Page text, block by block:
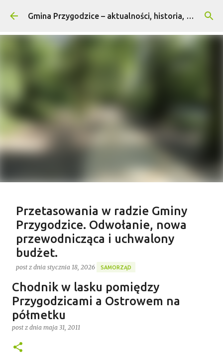
Przejdź do głównej zawartości Gmina Przygodzice – aktualności, historia, turystyka
Gospodarstwo Rybackie Przygodzice
Najnowszy post
Przetasowania w radzie Gminy
Przygodzice. Odwołanie, nowa
przewodnicząca i uchwalony
budżet.
post z dnia stycznia 18, 2026 SAMORZĄD
Ponad 4 godziny trwała ostatnia w 2025 roku XVI sesja
Rady Gminy Przygodzice ustanawiając dotychczasowy
rekord długości posiedzenia rady w kadencji 2024-
2029. Bieg zdarzeń od początku dyktowało słowo
„ZMIANA”. Jednym z pierwszych punktów był bowiem
wniosek o odwołanie przewodniczącego rady. Robert
0
Chodnik w lasku pomiędzy
Przygodzicami a Ostrowem na
półmetku
post z dnia maja 31, 2011